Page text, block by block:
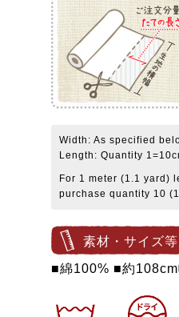
Width: As specified
Length: Quantity
For 1 meter (1.1 yard)
purchase quantity 10
素材・サイズ等
■綿100% ■約108cm